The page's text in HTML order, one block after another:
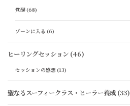
覚醒(68)
ゾーンに入る (6)
ヒーリングセッション (46)
セッションの感想 (13)
聖なるスーフィークラス・ヒーラー養成 (33)